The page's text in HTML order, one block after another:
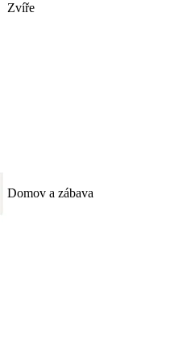
Zvíře
Domov a zábava